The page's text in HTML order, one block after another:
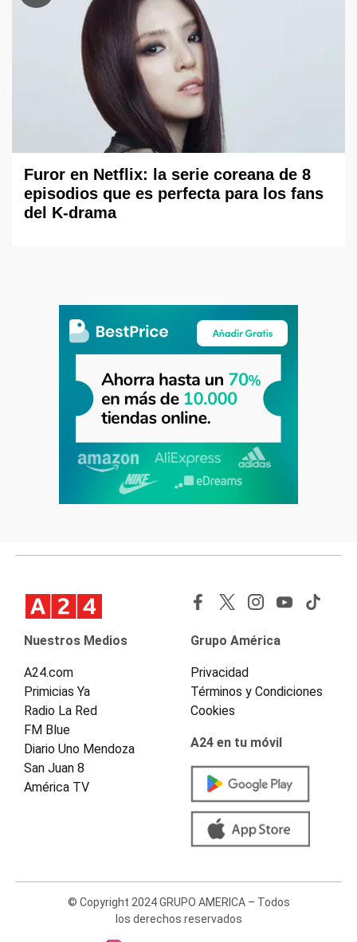
Furor en Netflix: la serie coreana de 8
episodios que es perfecta para los fans
del K-drama
Nuestros Medios
A24.com
Primicias Ya
Radio La Red
FM Blue
Diario Uno Mendoza
San Juan 8
América TV
Grupo América
Privacidad
Términos y Condiciones
Cookies
A24 en tu móvil
© Copyright 2024 GRUPO AMERICA – Todos
los derechos reservados